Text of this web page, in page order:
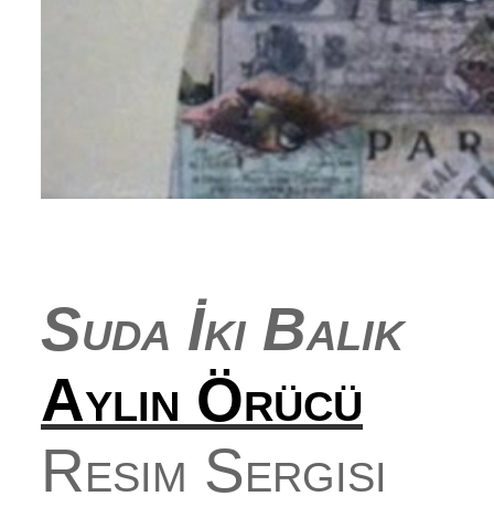
Suda İki Balık
Aylin Örücü
Resim Sergisi